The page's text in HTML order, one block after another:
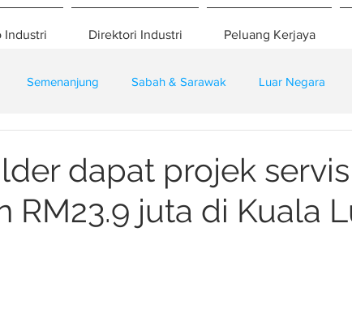
Industri Direktori Industri Peluang Kerjaya
Semenanjung Sabah & Sarawak Luar Negara
dapat projek servis
RM23.9 juta di Kuala